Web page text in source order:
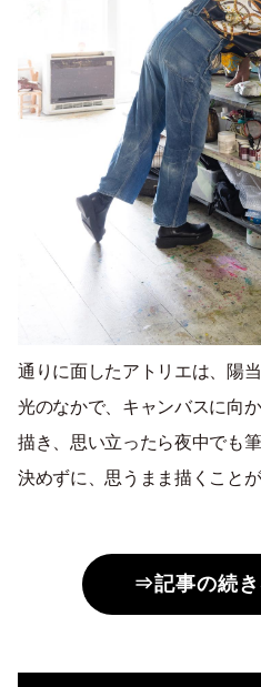
通りに面したアトリエは、陽
光のなかで、キャンバスに向
描き、思い立ったら夜中でも
決めずに、思うまま描くことが
⇒記事の続き